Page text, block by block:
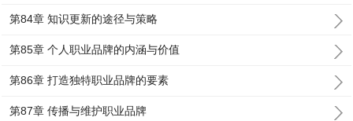
第84章 知识更新的途径与策略
第85章 个人职业品牌的内涵与价值
第86章 打造独特职业品牌的要素
第87章 传播与维护职业品牌